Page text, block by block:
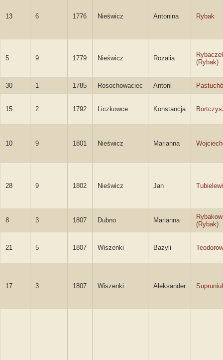
13 6 1776 Nieświcz Antonina Rybak
5 9 1779 Nieświcz Rozalia
(Rybak)
30 1 1785 Rosochowaciec Antoni
15 2 1792 Liczkowce Konstancja
10 9 1801 Nieświcz Marianna
28 9 1802 Nieświcz Jan
8 3 1807 Dubno Marianna
Rybakow
(Rybak)
21 5 1807 Wiszenki Bazyli
17 3 1807 Wiszenki Aleksander